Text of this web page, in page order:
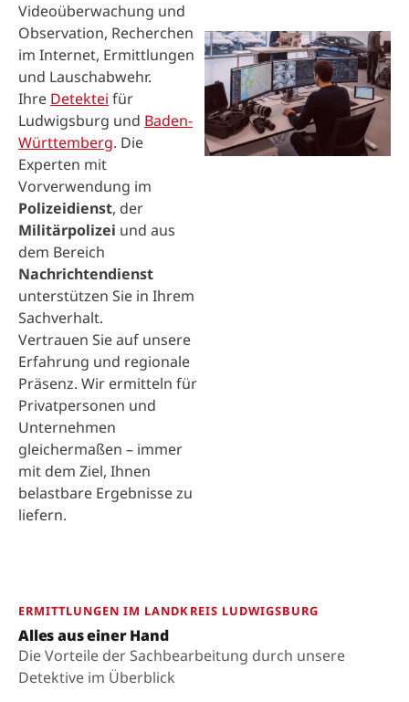
Videoüberwachung und
Observation, Recherchen
im Internet, Ermittlungen
und Lauschabwehr.
Ihre Detektei für
Ludwigsburg und Baden-
Württemberg. Die
Experten mit
Vorverwendung im
Polizeidienst, der
Militärpolizei und aus
dem Bereich
Nachrichtendienst
unterstützen Sie in Ihrem
Sachverhalt.
Vertrauen Sie auf unsere
Erfahrung und regionale
Präsenz. Wir ermitteln für
Privatpersonen und
Unternehmen
gleichermaßen – immer
mit dem Ziel, Ihnen
belastbare Ergebnisse zu
liefern.
ERMITTLUNGEN IM LANDKREIS LUDWIGSBURG
Alles aus einer Hand
Die Vorteile der Sachbearbeitung durch unsere
Detektive im Überblick